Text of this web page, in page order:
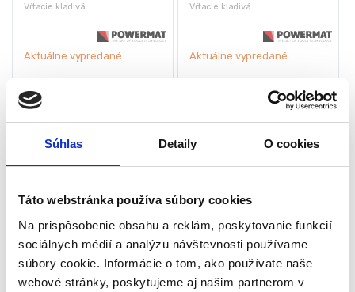
Súhlas Detaily O cookies
Táto webstránka používa súbory cookies
Na prispôsobenie obsahu a reklám, poskytovanie funkcií
sociálnych médií a analýzu návštevnosti používame
súbory cookie. Informácie o tom, ako používate naše
webové stránky, poskytujeme aj našim partnerom v
Vŕtacie kladivá
Aktuálne vypredané
Vŕtanie, zbíjanie a príklepové
Nárazová sila: 4J
★★★★★
Vŕtacie kladivá
Aktuálne vypredané
Antivibračný systém AVH
★★★★★